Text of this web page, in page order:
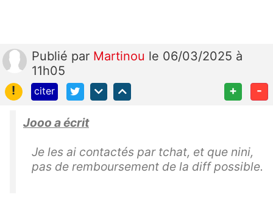
Publié par Martinou le 06/03/2025 à
11h05
!
citer + -
Jooo a écrit
Je les ai contactés par tchat, et que nini,
pas de remboursement de la diff possible.